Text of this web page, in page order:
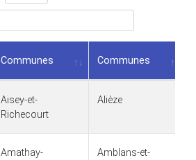
Communes Communes
Aisey-et-
Richecourt
Alièze
Amathay-
Amblans-et-